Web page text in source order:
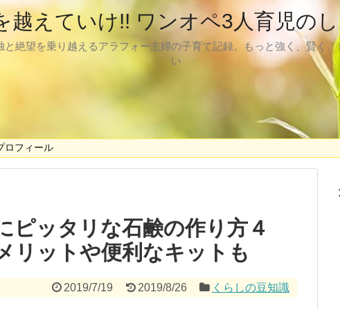
越えていけ!! ワンオペ3人育児の
絶望を乗り越えるアラフォー主婦の子育て記録。もっと強く、賢く
い
ロフィール
ピッタリな石鹸の作り方４
リットや便利なキットも
2019/7/19 2019/8/26 くらしの豆知識